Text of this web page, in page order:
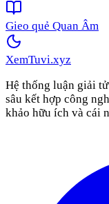
Gieo quẻ Quan Âm
XemTuvi.xyz
Hệ thống luận giải
sâu kết hợp công
khảo hữu ích và cái